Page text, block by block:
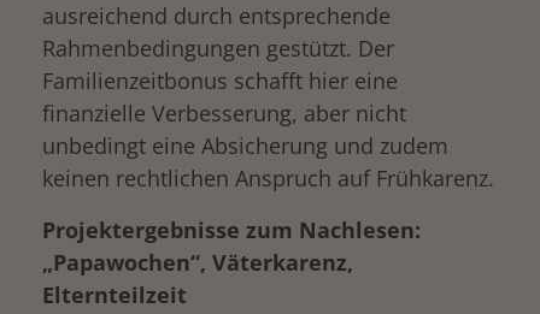
ausreichend durch entsprechende
Rahmenbedingungen gestützt. Der
Familienzeitbonus schafft hier eine
finanzielle Verbesserung, aber nicht
unbedingt eine Absicherung und zudem
keinen rechtlichen Anspruch auf Frühkarenz.
Projektergebnisse zum Nachlesen:
„Papawochen“, Väterkarenz,
Elternteilzeit